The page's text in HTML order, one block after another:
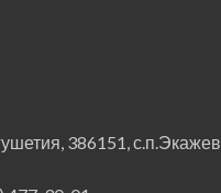
386151,